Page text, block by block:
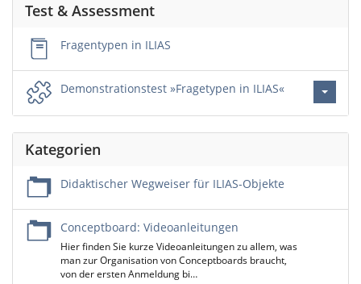
Test & Assessment
Fragentypen in ILIAS
Demonstrationstest »Fragetypen in ILIAS«
Kategorien
Didaktischer Wegweiser für ILIAS-Objekte
Conceptboard: Videoanleitungen
Hier finden Sie kurze Videoanleitungen zu allem, was
man zur Organisation von Conceptboards braucht,
von der ersten Anmeldung bi…